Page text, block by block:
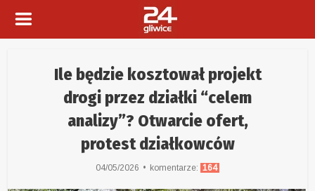
Ile będzie kosztował projekt
drogi przez działki “celem
analizy”? Otwarcie ofert,
protest działkowców
04/05/2026 komentarze: 164